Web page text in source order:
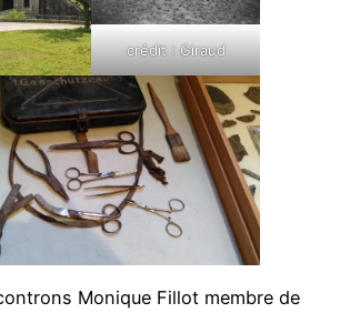
crédit : Giraud
Monique Fillot membre de